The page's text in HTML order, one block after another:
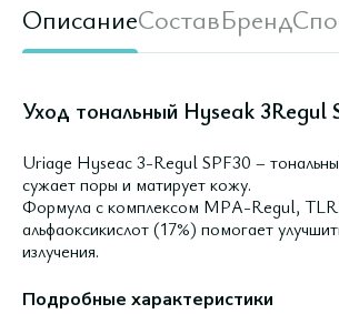
ОписаниеСоставБренд
Уход тональный Hyseak 3Regul
Uriage Hyseac 3-Regul SPF30 –
сужает поры и матирует кожу.
Формула с комплексом MPA-Regul,
альфаоксикислот (17%) помогает
излучения.
Подробные характеристики